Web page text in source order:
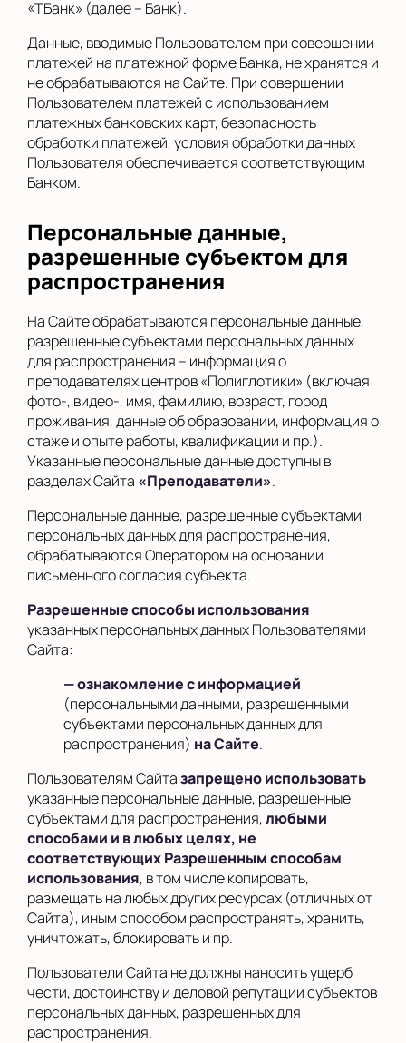
«ТБанк» (далее – Банк).
Данные, вводимые Пользователем при совершении
платежей на платежной форме Банка, не хранятся и
не обрабатываются на Сайте. При совершении
Пользователем платежей с использованием
платежных банковских карт, безопасность
обработки платежей, условия обработки данных
Пользователя обеспечивается соответствующим
Банком.
Персональные данные,
разрешенные субъектом для
распространения
На Сайте обрабатываются персональные данные,
разрешенные субъектами персональных данных
для распространения – информация о
преподавателях центров «Полиглотики» (включая
фото-, видео-, имя, фамилию, возраст, город
проживания, данные об образовании, информация о
стаже и опыте работы, квалификации и пр.).
Указанные персональные данные доступны в
разделах Сайта «Преподаватели».
Персональные данные, разрешенные субъектами
персональных данных для распространения,
обрабатываются Оператором на основании
письменного согласия субъекта.
Разрешенные способы использования
указанных персональных данных Пользователями
Сайта:
— ознакомление с информацией
(персональными данными, разрешенными
субъектами персональных данных для
распространения) на Сайте.
Пользователям Сайтазапрещено использовать
указанные персональные данные, разрешенные
субъектами для распространения,любыми
способами и в любых целях, не
соответствующих Разрешенным способам
использования, в том числе копировать,
размещать на любых других ресурсах (отличных от
Сайта), иным способом распространять, хранить,
уничтожать, блокировать и пр.
Пользователи Сайта не должны наносить ущерб
чести, достоинству и деловой репутации субъектов
персональных данных, разрешенных для
распространения.